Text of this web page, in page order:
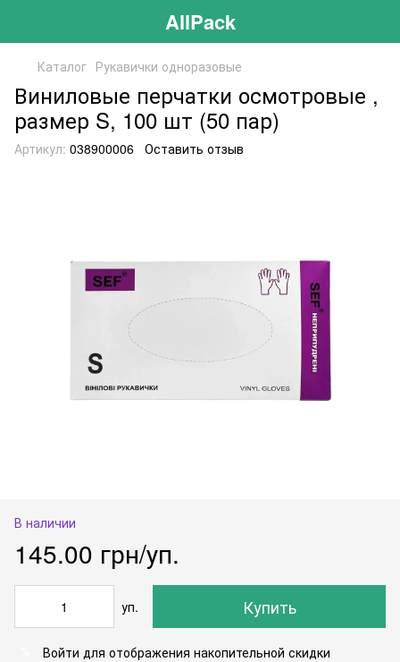
AllPack
Каталог Рукавички одноразовые
Виниловые перчатки осмотровые ,
размер S, 100 шт (50 пар)
Артикул: 038900006 Оставить отзыв
В наличии
145.00 грн/уп.
уп. Купить
Войти для отображения накопительной скидки